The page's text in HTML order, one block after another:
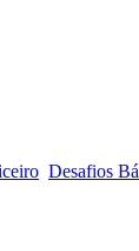
Desafios